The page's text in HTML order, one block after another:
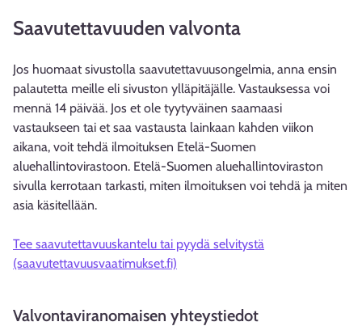
Saavutettavuuden valvonta
Jos huomaat sivustolla saavutettavuusongelmia, anna ensin
palautetta meille eli sivuston ylläpitäjälle. Vastauksessa voi
mennä 14 päivää. Jos et ole tyytyväinen saamaasi
vastaukseen tai et saa vastausta lainkaan kahden viikon
aikana, voit tehdä ilmoituksen Etelä-Suomen
aluehallintovirastoon. Etelä-Suomen aluehallintoviraston
sivulla kerrotaan tarkasti, miten ilmoituksen voi tehdä ja miten
asia käsitellään.
Tee saavutettavuuskantelu tai pyydä selvitystä
(saavutettavuusvaatimukset.fi)
Valvontaviranomaisen yhteystiedot